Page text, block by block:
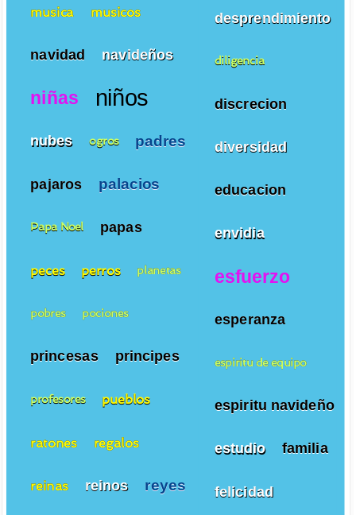
desprendimiento
diligencia
discrecion
diversidad
educacion
envidia
esfuerzo
esperanza
espiritu de equipo
espiritu navideño
estudio familia
felicidad
musica musicos
navidad navideños
niñas niños
nubes ogros padres
pajaros palacios
Papa Noel papas
peces perros planetas
pobres pociones
princesas principes
profesores pueblos
ratones regalos
reinas reinos reyes